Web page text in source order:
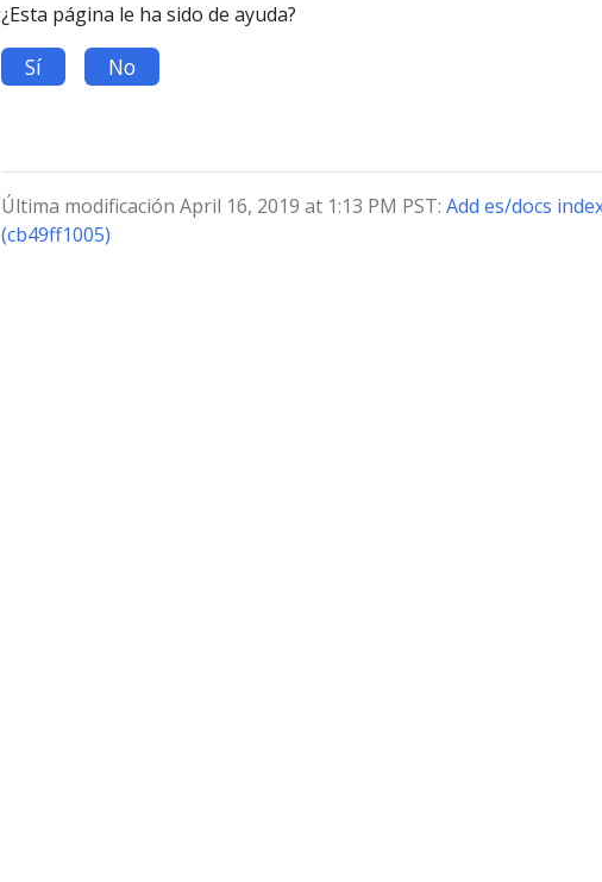
¿Esta página le ha sido de ayuda?
Sí No
Última modificación April 16, 2019 at 1:13 PM PST: Add es/docs
(cb49ff1005)